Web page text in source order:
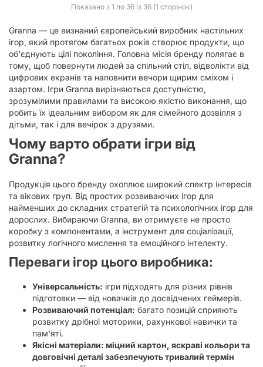
Показано з 1 по 36 із 36 (1 сторінок)
Granna — це визнаний європейський виробник настільних
ігор, який протягом багатьох років створює продукти, що
об'єднують цілі покоління. Головна місія бренду полягає в
тому, щоб повернути людей за спільний стіл, відволікти від
цифрових екранів та наповнити вечори щирим сміхом і
азартом. Ігри Granna вирізняються доступністю,
зрозумілими правилами та високою якістю виконання, що
робить їх ідеальним вибором як для сімейного дозвілля з
дітьми, так і для вечірок з друзями.
Чому варто обрати ігри від
Granna?
Продукція цього бренду охоплює широкий спектр інтересів
та вікових груп. Від простих розвиваючих ігор для
найменших до складних стратегій та психологічних ігор для
дорослих. Вибираючи Granna, ви отримуєте не просто
коробку з компонентами, а інструмент для соціалізації,
розвитку логічного мислення та емоційного інтелекту.
Переваги ігор цього виробника:
Універсальність: ігри підходять для різних рівнів
підготовки — від новачків до досвідчених геймерів.
Розвиваючий потенціал: багато позицій сприяють
розвитку дрібної моторики, рахункової навички та
пам'яті.
Якісні матеріали: міцний картон, яскраві кольори та
довговічні деталі забезпечують тривалий термін